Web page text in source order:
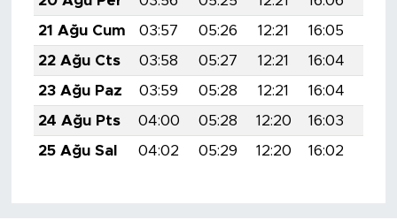
21 Ağu Cum
03:57 05:26 12:21 16:05
22 Ağu Cts
03:58 05:27 12:21 16:04
23 Ağu Paz
03:59 05:28 12:21 16:04
24 Ağu Pts
04:00 05:28 12:20 16:03
25 Ağu Sal
04:02 05:29 12:20 16:02